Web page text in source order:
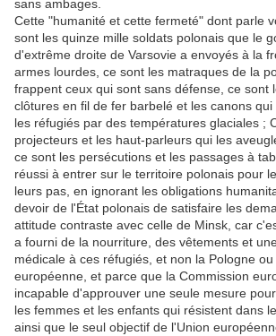
sans ambages.
Cette "humanité et cette fermeté" dont parle
sont les quinze mille soldats polonais que le
d'extrême droite de Varsovie a envoyés à la
armes lourdes, ce sont les matraques de la
frappent ceux qui sont sans défense, ce sont
clôtures en fil de fer barbelé et les canons
les réfugiés par des températures glaciales ;
projecteurs et les haut-parleurs qui les
ce sont les persécutions et les passages à
réussi à entrer sur le territoire polonais pour
leurs pas, en ignorant les obligations
devoir de l'État polonais de satisfaire les
attitude contraste avec celle de Minsk, car
a fourni de la nourriture, des vêtements et
médicale à ces réfugiés, et non la Pologne ou
européenne, et parce que la Commission
incapable d'approuver une seule mesure
les femmes et les enfants qui résistent dans
ainsi que le seul objectif de l'Union